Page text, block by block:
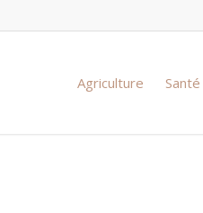
Agriculture Santé